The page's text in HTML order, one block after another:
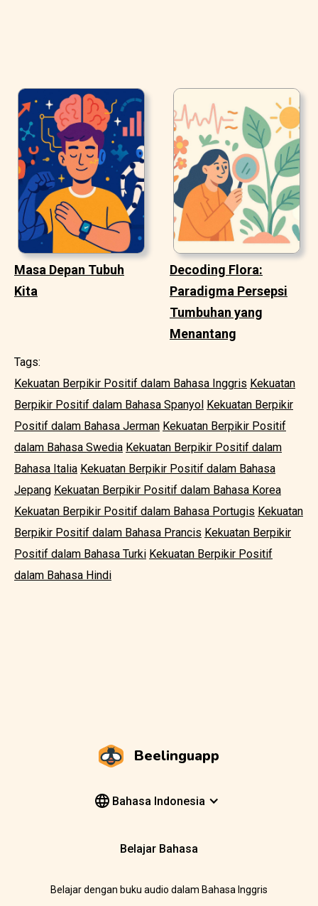
Masa Depan Tubuh
Kita
Decoding Flora:
Paradigma Persepsi
Tumbuhan yang
Menantang
Tags:
Kekuatan Berpikir Positif dalam Bahasa Inggris Kekuatan
Berpikir Positif dalam Bahasa Spanyol Kekuatan Berpikir
Positif dalam Bahasa Jerman Kekuatan Berpikir Positif
dalam Bahasa Swedia Kekuatan Berpikir Positif dalam
Bahasa Italia Kekuatan Berpikir Positif dalam Bahasa
Jepang Kekuatan Berpikir Positif dalam Bahasa Korea
Kekuatan Berpikir Positif dalam Bahasa Portugis Kekuatan
Berpikir Positif dalam Bahasa Prancis Kekuatan Berpikir
Positif dalam Bahasa Turki Kekuatan Berpikir Positif
dalam Bahasa Hindi
Beelinguapp
Bahasa Indonesia
Belajar Bahasa
Belajar dengan buku audio dalam Bahasa Inggris